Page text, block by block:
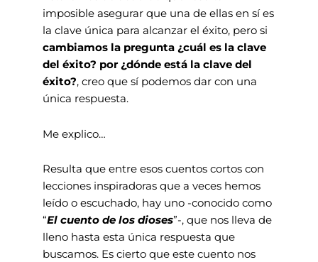
imposible asegurar que una de ellas en sí es
la clave única para alcanzar el éxito, pero si
cambiamos la pregunta ¿cuál es la clave
del éxito? por ¿dónde está la clave del
éxito?, creo que sí podemos dar con una
única respuesta.
Me explico…
Resulta que entre esos cuentos cortos con
lecciones inspiradoras que a veces hemos
leído o escuchado, hay uno -conocido como
“El cuento de los dioses”-, que nos lleva de
lleno hasta esta única respuesta que
buscamos. Es cierto que este cuento nos